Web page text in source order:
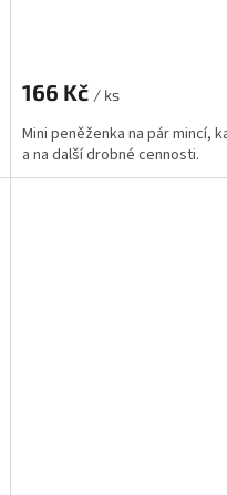
166 Kč / ks
Mini peněženka na pár mincí,
a na další drobné cennosti.